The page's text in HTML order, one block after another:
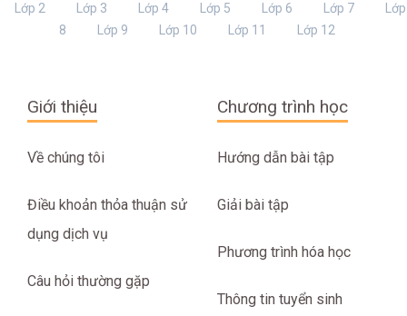
Lớp 2 Lớp 3 Lớp 4 Lớp 5 Lớp 6 Lớp 7
Lớp
8
Lớp 9 Lớp 10 Lớp 11 Lớp 12
Giới thiệu
Về chúng tôi
Điều khoản thỏa thuận sử
dụng dịch vụ
Câu hỏi thường gặp
Chương trình học
Hướng dẫn bài tập
Giải bài tập
Phương trình hóa học
Thông tin tuyển sinh